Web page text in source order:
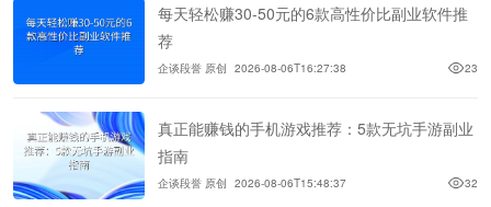
每天轻松赚30-50元的6款高性价比副业软件推
荐
企谈段誉 原创 2026-08-06T16:27:38 23
真正能赚钱的手机游戏推荐：5款无坑手游副业
指南
企谈段誉 原创 2026-08-06T15:48:37 32